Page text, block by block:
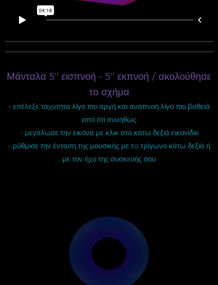
Μάνταλα 5'' εισπνοή - 5'' εκπνοή / ακολούθησε
το σχήμα
- επέλεξε ταχύτητα λίγο πιο αργή και αναπνοή λίγο πιο βαθειά
από ότι συνήθως
- μεγάλωσε την εικόνα με κλικ στο κάτω δεξιά εικονίδιο
- ρύθμισε την ένταση της μουσικής με τo τρίγωνο κάτω δεξιά ή
με τον ήχο της συσκευής σου